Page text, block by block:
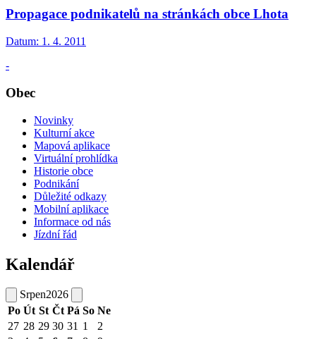
Propagace podnikatelů na stránkách obce Lhota
Datum: 1. 4. 2011
-
Obec
Novinky
Kulturní akce
Mapová aplikace
Virtuální prohlídka
Historie obce
Podnikání
Důležité odkazy
Mobilní aplikace
Informace od nás
Jízdní řád
Kalendář
Srpen2026
Po Út St Čt Pá So Ne
27 28 29 30 31 1
2